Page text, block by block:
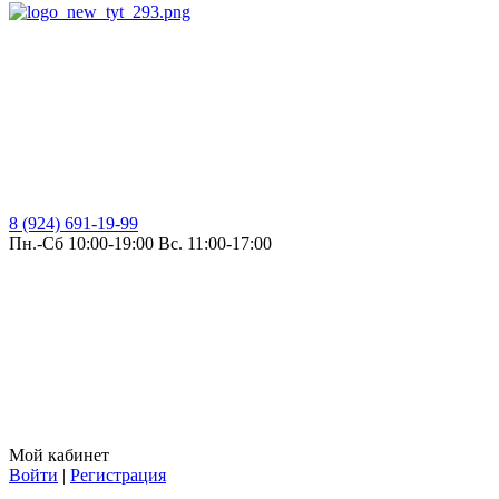
8 (924) 691-19-99
Пн.-Сб 10:00-19:00 Вс. 11:00-17:00
Мой кабинет
Войти | Регистрация